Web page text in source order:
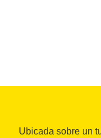
Ubicada sobre un